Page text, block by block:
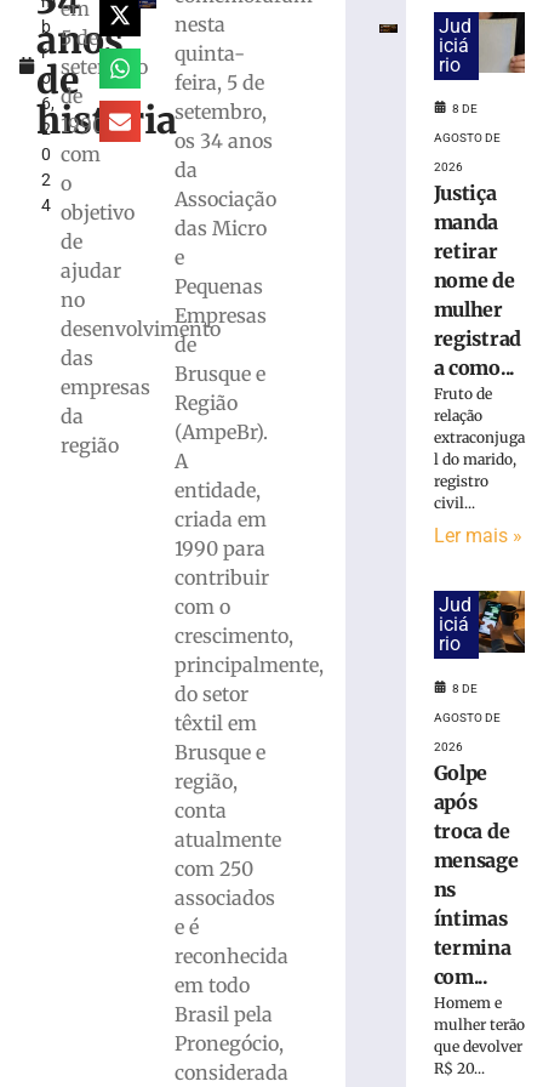
b
r
o
6,
2
0
2
4
anos
de
história
em
5 de
setembro
de
1990,
com
o
objetivo
de
ajudar
no
desenvolvimento
das
empresas
da
região
nesta
quinta-
feira, 5 de
setembro,
os 34 anos
da
Associação
das Micro
e
Pequenas
Empresas
de
Brusque e
Região
(AmpeBr).
A
entidade,
criada em
1990 para
contribuir
com o
crescimento,
principalmente,
do setor
têxtil em
Brusque e
região,
conta
atualmente
com 250
associados
e é
reconhecida
em todo
Brasil pela
Pronegócio,
considerada
Mães
Brusque
acontece
próxima
terça,
agosto
Pronegócio:
AmpeBr
projeta
positivas
rodada
Tradição
gaúcha
Jud
iciá
rio
8 DE
AGOSTO DE
2026
Justiça
manda
retirar
nome de
mulher
registrad
a como...
Fruto de
relação
extraconjuga
l do marido,
registro
civil...
Ler mais »
Jud
iciá
rio
8 DE
AGOSTO DE
2026
Golpe
após
troca de
mensage
ns
íntimas
termina
com...
Homem e
mulher terão
que devolver
R$ 20...